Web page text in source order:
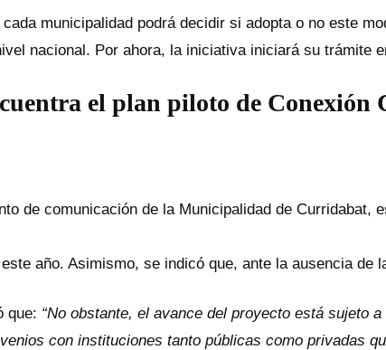
municipalidad podrá decidir si adopta o no este
nacional. Por ahora, la iniciativa iniciará su trámite
el plan piloto de
de comunicación de la Municipalidad de
año. Asimismo, se indicó que, ante la ausencia
que: “No obstante, el avance del proyecto está sujeto
con instituciones tanto públicas como privadas